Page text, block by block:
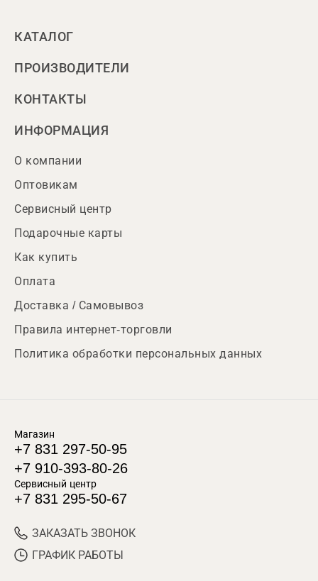
КАТАЛОГ
ПРОИЗВОДИТЕЛИ
КОНТАКТЫ
ИНФОРМАЦИЯ
О компании
Оптовикам
Сервисный центр
Подарочные карты
Как купить
Оплата
Доставка / Самовывоз
Правила интернет-торговли
Политика обработки персональных данных
Магазин
+7 831 297-50-95
+7 910-393-80-26
Сервисный центр
+7 831 295-50-67
ЗАКАЗАТЬ ЗВОНОК
ГРАФИК РАБОТЫ